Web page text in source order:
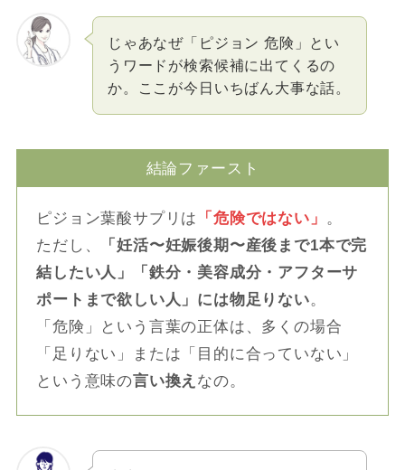
じゃあなぜ「ピジョン 危険」とい
うワードが検索候補に出てくるの
か。ここが今日いちばん大事な話。
結論ファースト
ピジョン葉酸サプリは 「危険ではない」 。
ただし、
「妊活〜妊娠後期〜産後まで1本で完
結したい人」「鉄分・美容成分・アフターサ
ポートまで欲しい人」には物足りない。
「危険」という言葉の正体は、多くの場合
「足りない」または「目的に合っていない」
という意味の言い換え なの。